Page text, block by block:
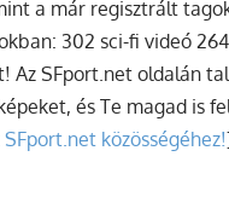
a már regisztrált
302 sci-fi videó
Az SFport.net oldalán
és Te magad is
SFport.net közösségéhez!